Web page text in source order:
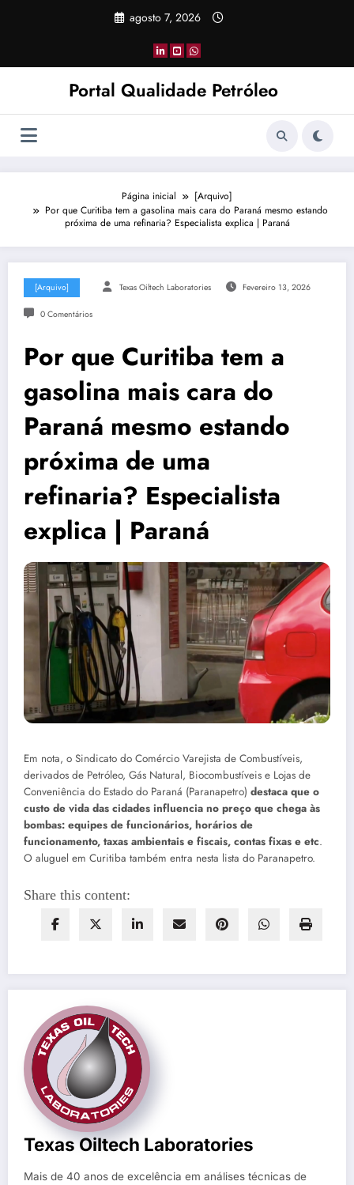
agosto 7, 2026
Portal Qualidade Petróleo
Página inicial
[Arquivo]
Por que Curitiba tem a gasolina mais cara do Paraná mesmo estando
próxima de uma refinaria? Especialista explica | Paraná
[Arquivo] Texas Oiltech Laboratories Fevereiro 13, 2026
0 Comentários
Por que Curitiba tem a
gasolina mais cara do
Paraná mesmo estando
próxima de uma
refinaria? Especialista
explica | Paraná
Em nota, o Sindicato do Comércio Varejista de Combustíveis,
derivados de Petróleo, Gás Natural, Biocombustíveis e Lojas de
Conveniência do Estado do Paraná (Paranapetro) destaca que o
custo de vida das cidades influencia no preço que chega às
bombas: equipes de funcionários, horários de
funcionamento, taxas ambientais e fiscais, contas fixas e etc.
O aluguel em Curitiba também entra nesta lista do Paranapetro.
Share this content:
Texas Oiltech Laboratories
Mais de 40 anos de excelência em análises técnicas de